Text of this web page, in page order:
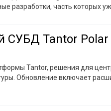
разработки, часть которых
СУБД Tantor Polar
Tantor, решения для
Обновление включает